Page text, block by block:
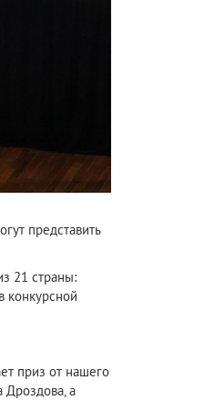
представить
21 страны:
конкурсной
приз от нашего
Дроздова, а